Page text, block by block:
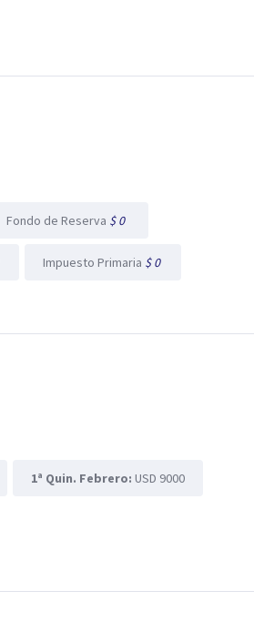
Fondo de Reserva $ 0
Impuesto Primaria $ 0
1ª Quin. Febrero: USD 9000